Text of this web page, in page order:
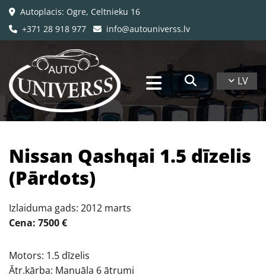
 Autoplacis: Ogre, Celtnieku 16
 +371 28 918 977  info@autouniverss.lv
LV
Nissan Qashqai 1.5 dīzelis
(Pārdots)
Izlaiduma gads: 2012 marts
Cena: 7500 €
Motors: 1.5 dīzelis
Ātr.kārba: Manuāla 6 ātrumi